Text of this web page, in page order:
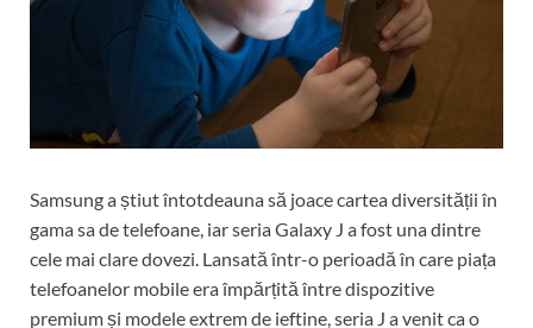
Samsung a știut întotdeauna să joace cartea diversității în
gama sa de telefoane, iar seria Galaxy J a fost una dintre
cele mai clare dovezi. Lansată într-o perioadă în care piața
telefoanelor mobile era împărțită între dispozitive
premium și modele extrem de ieftine, seria J a venit ca o